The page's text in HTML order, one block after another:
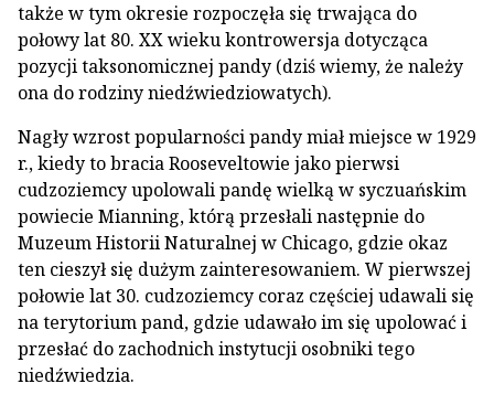
także w tym okresie rozpoczęła się trwająca do
połowy lat 80. XX wieku kontrowersja dotycząca
pozycji taksonomicznej pandy (dziś wiemy, że należy
ona do rodziny niedźwiedziowatych).
Nagły wzrost popularności pandy miał miejsce w 1929
r., kiedy to bracia Rooseveltowie jako pierwsi
cudzoziemcy upolowali pandę wielką w syczuańskim
powiecie Mianning, którą przesłali następnie do
Muzeum Historii Naturalnej w Chicago, gdzie okaz
ten cieszył się dużym zainteresowaniem. W pierwszej
połowie lat 30. cudzoziemcy coraz częściej udawali się
na terytorium pand, gdzie udawało im się upolować i
przesłać do zachodnich instytucji osobniki tego
niedźwiedzia.